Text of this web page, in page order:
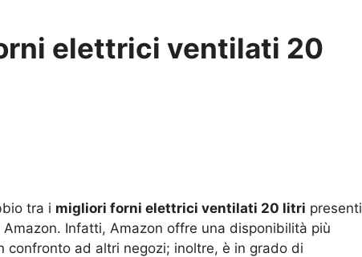
elettrici ventilati 20
tra i migliori forni elettrici ventilati 20 litri presenti
Infatti, Amazon offre una disponibilità più
confronto ad altri negozi; inoltre, è in grado di